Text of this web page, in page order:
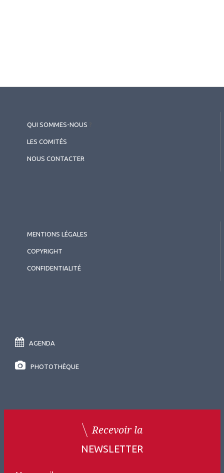
QUI SOMMES-NOUS
LES COMITÉS
NOUS CONTACTER
MENTIONS LÉGALES
COPYRIGHT
CONFIDENTIALITÉ
AGENDA
PHOTOTHÈQUE
Recevoir la
NEWSLETTER